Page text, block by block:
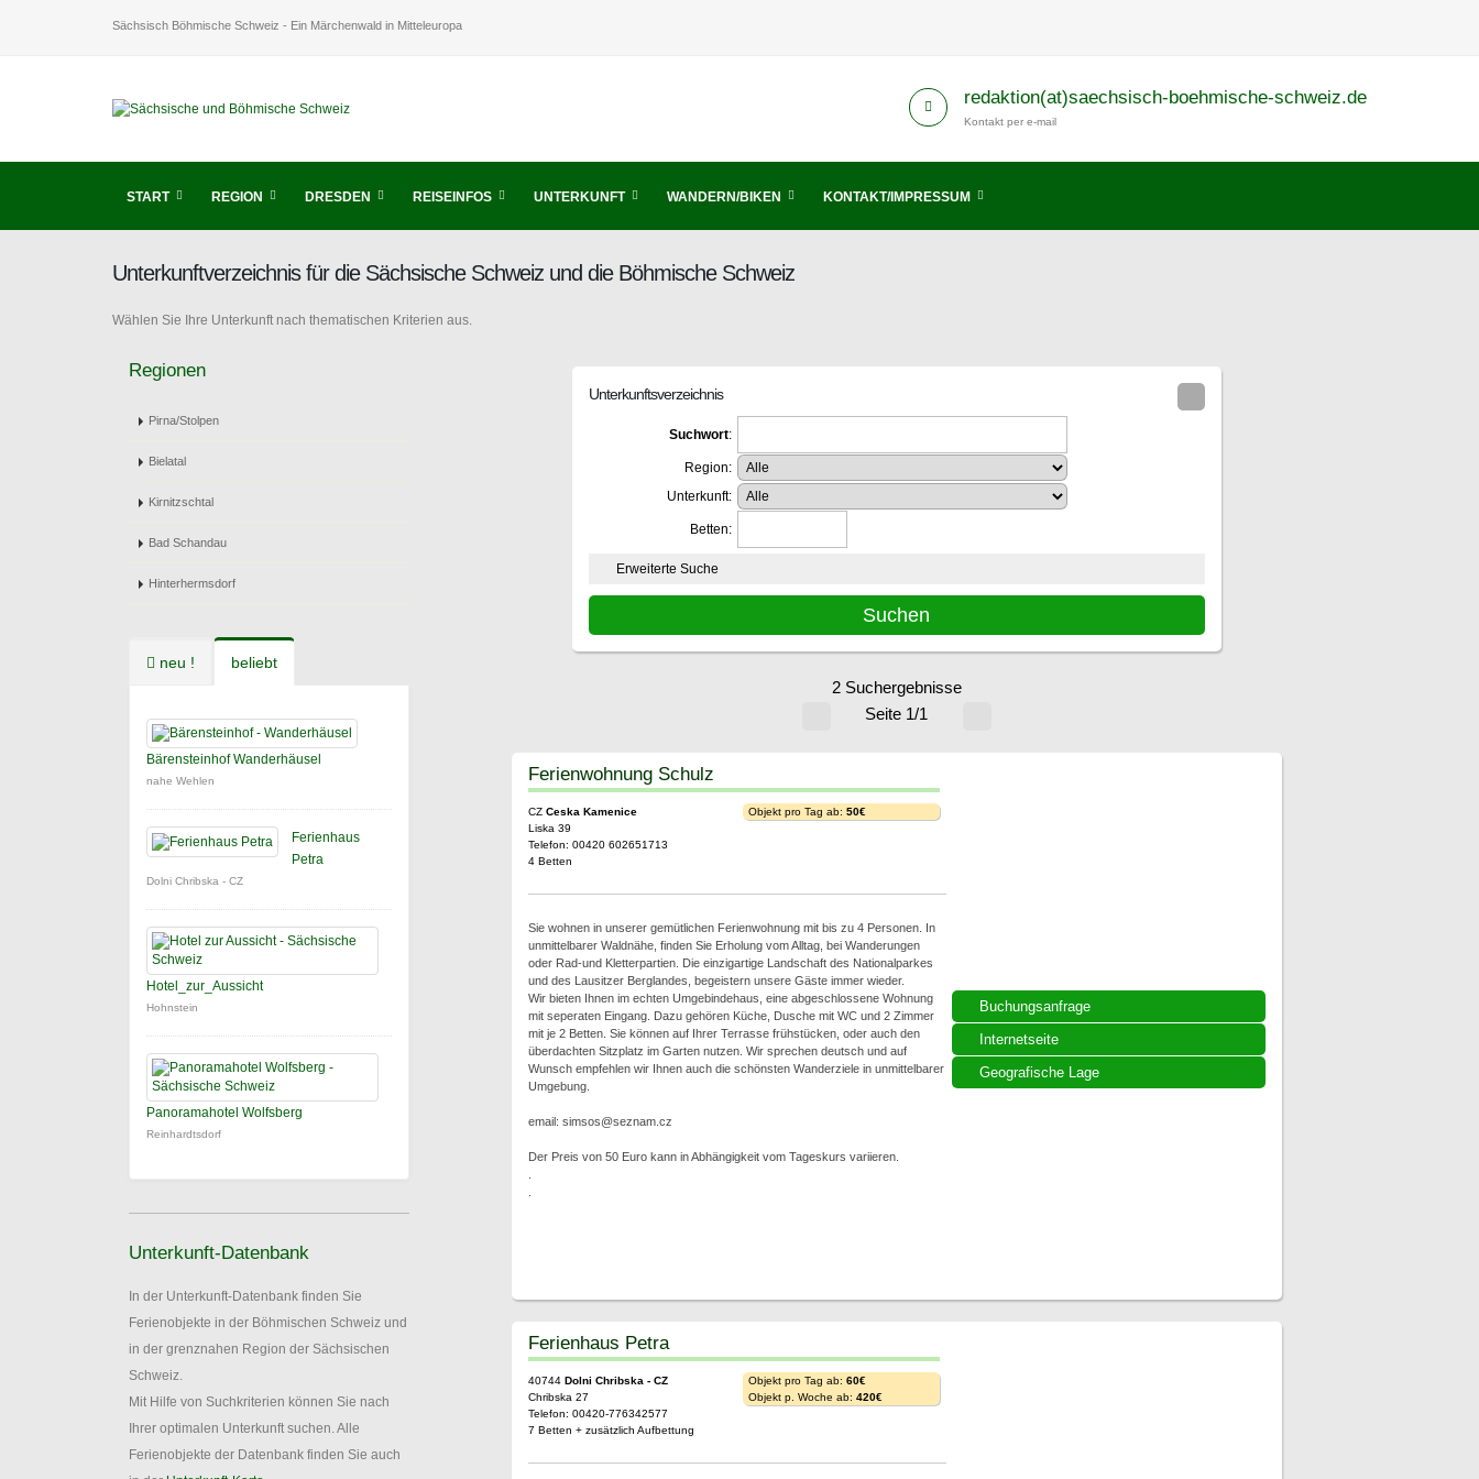
Sächsisch Böhmische Schweiz - Ein Märchenwald in Mitteleuropa
redaktion(at)saechsisch-boehmische-schweiz.de
Kontakt per e-mail
START REGION DRESDEN REISEINFOS UNTERKUNFT WANDERN/BIKEN KONTAKT/IMPRESSUM
Unterkunftverzeichnis für die Sächsische Schweiz und die Böhmische Schweiz
Wählen Sie Ihre Unterkunft nach thematischen Kriterien aus.
Regionen
Pirna/Stolpen
Bielatal
Kirnitzschtal
Bad Schandau
Hinterhermsdorf
neu ! beliebt
Bärensteinhof Wanderhäusel
nahe Wehlen
Ferienhaus
Petra
Dolni Chribska - CZ
Hotel_zur_Aussicht
Hohnstein
Panoramahotel Wolfsberg
Reinhardtsdorf
Unterkunft-Datenbank
In der Unterkunft-Datenbank finden Sie
Ferienobjekte in der Böhmischen Schweiz und
in der grenznahen Region der Sächsischen
Schweiz.
Mit Hilfe von Suchkriterien können Sie nach
Ihrer optimalen Unterkunft suchen. Alle
Ferienobjekte der Datenbank finden Sie auch
Unterkunftsverzeichnis
Suchwort:
Region:
Unterkunft:
Betten:
Erweiterte Suche
2 Suchergebnisse
Seite 1/1
Buchungsanfrage
Internetseite
Geografische Lage
Ferienwohnung Schulz
CZ Ceska Kamenice
Liska 39
Telefon: 00420 602651713
4 Betten
Objekt pro Tag ab: 50€
Sie wohnen in unserer gemütlichen Ferienwohnung mit bis zu 4 Personen. In
unmittelbarer Waldnähe, finden Sie Erholung vom Alltag, bei Wanderungen
oder Rad-und Kletterpartien. Die einzigartige Landschaft des Nationalparkes
und des Lausitzer Berglandes, begeistern unsere Gäste immer wieder.
Wir bieten Ihnen im echten Umgebindehaus, eine abgeschlossene Wohnung
mit seperaten Eingang. Dazu gehören Küche, Dusche mit WC und 2 Zimmer
mit je 2 Betten. Sie können auf Ihrer Terrasse frühstücken, oder auch den
überdachten Sitzplatz im Garten nutzen. Wir sprechen deutsch und auf
Wunsch empfehlen wir Ihnen auch die schönsten Wanderziele in unmittelbarer
Umgebung.
email: simsos@seznam.cz
Der Preis von 50 Euro kann in Abhängigkeit vom Tageskurs variieren.
Ferienhaus Petra
40744 Dolni Chribska - CZ
Chribska 27
Telefon: 00420-776342577
7 Betten + zusätzlich Aufbettung
Objekt pro Tag ab: 60€
Objekt p. Woche ab: 420€